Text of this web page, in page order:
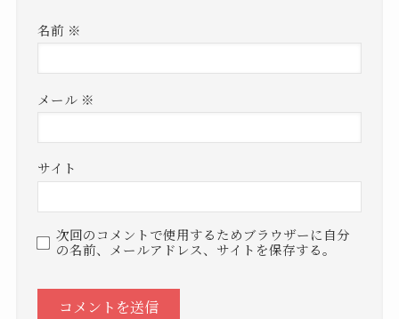
名前 ※
メール ※
サイト
次回のコメントで使用するためブラウザーに自分
の名前、メールアドレス、サイトを保存する。